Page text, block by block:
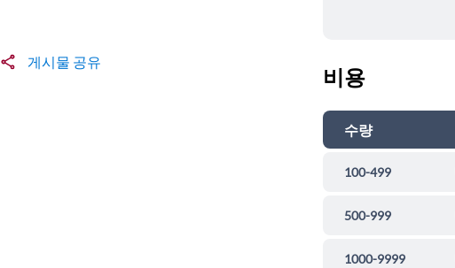
게시물 공유
비용
수량
100-499
500-999
1000-9999